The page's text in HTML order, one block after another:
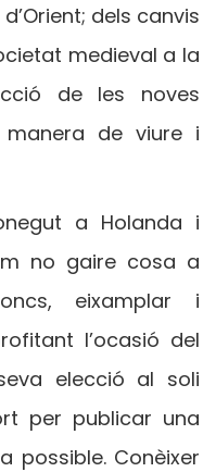
dels canvis
medieval a la
de les noves
de viure i
a Holanda i
no gaire cosa a
eixamplar i
l’ocasió del
elecció al soli
per publicar una
possible. Conèixer